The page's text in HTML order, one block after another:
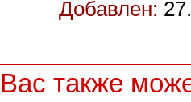
Добавлен:
Вас также